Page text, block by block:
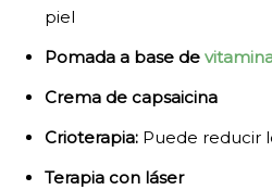
piel
Pomada a base de
Crema de capsaicina
Crioterapia: Puede reducir
Terapia con láser